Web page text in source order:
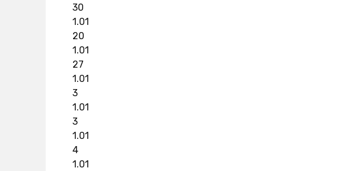
30
1.01
20
1.01
27
1.01
3
1.01
3
1.01
4
1.01